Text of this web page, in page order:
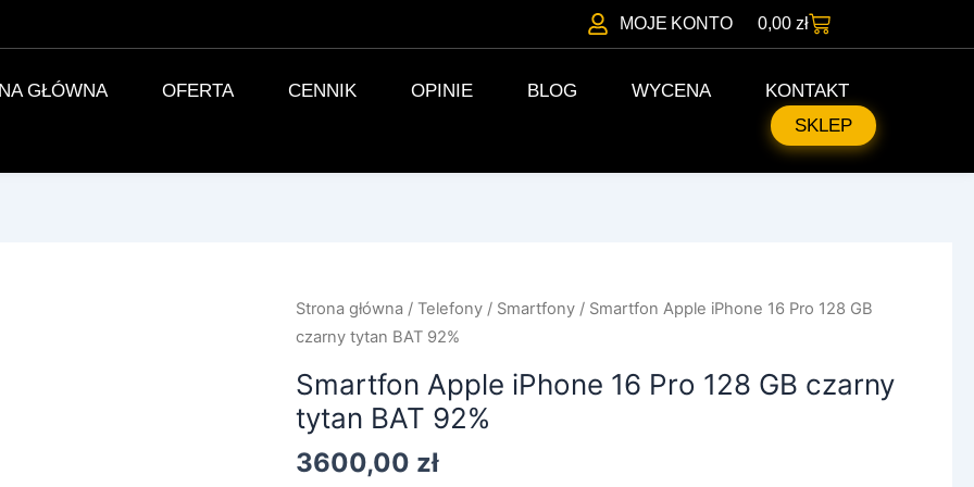
MOJE KONTO 0,00złWózek
GŁÓWNA OFERTA CENNIK OPINIE BLOG WYCENA
KONTAKT
SKLEP
Strona główna /Telefony / Smartfony / Smartfon Apple iPhone 16 Pro 128 GB
czarny tytan BAT 92%
Smartfon Apple iPhone 16 Pro 128 GB czarny
tytan BAT 92%
3600,00 zł
ilość
Smartfon
iPhone
16
Pro
128